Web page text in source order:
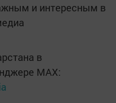
и интересным в
в
MАХ: